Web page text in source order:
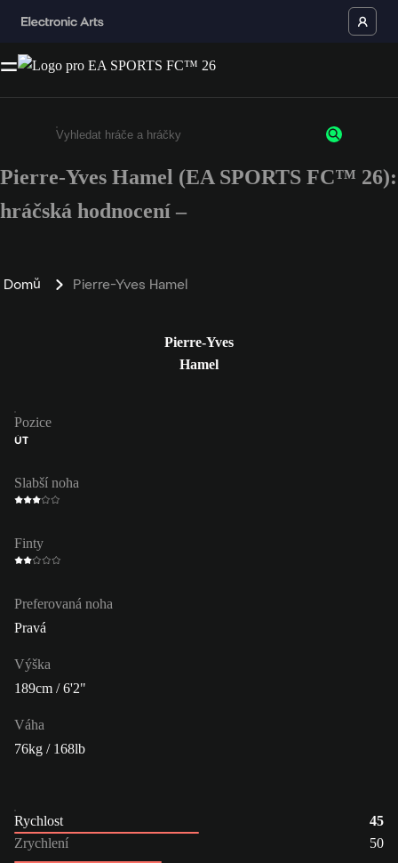
Enter a minimum of 3 characters or numbers
Pierre-Yves Hamel (EA SPORTS FC™ 26):
hráčská hodnocení –
Domů Pierre-Yves Hamel
Pierre-Yves
Hamel
Pozice
ÚT
Slabší noha
Finty
Preferovaná noha
Pravá
Výška
189cm / 6'2"
Váha
76kg / 168lb
Rychlost
45
Zrychlení
50